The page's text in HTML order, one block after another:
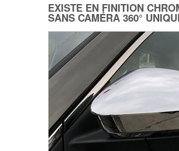
EXISTE EN FINITION
SANS CAMÉRA 360°